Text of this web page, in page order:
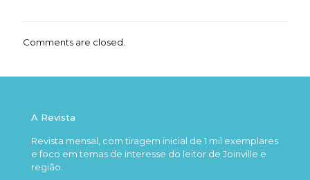
Comments are closed.
A Revista
Revista mensal, com tiragem inicial de 1 mil exemplares
e foco em temas de interesse do leitor de Joinville e
região.